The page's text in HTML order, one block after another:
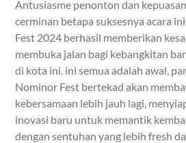
Antusiasme penonton dan
cerminan betapa suksesnya acara
Fest 2024 berhasil memberikan
membuka jalan bagi kebangkitan
di kota ini. ini semua adalah awal,
Nominor Fest bertekad akan
kebersamaan lebih jauh lagi,
inovasi baru untuk memantik
dengan sentuhan yang lebih fresh